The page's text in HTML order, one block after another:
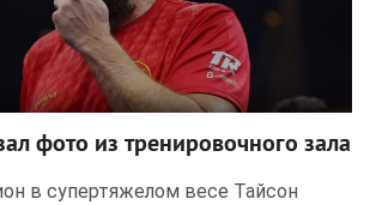
фото из тренировочного зала
в супертяжелом весе Тайсон